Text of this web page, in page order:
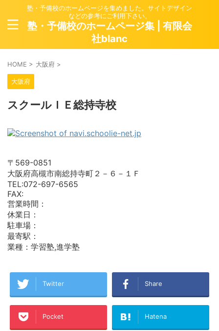
塾・予備校のホームページを集めました。サイトデザイン
などの参考にご利用下さい。
塾・予備校のホームページ集 | 有限会
社blanc
HOME > 大阪府 >
大阪府
スクールＩＥ総持寺校
〒569-0851
大阪府高槻市南総持寺町２－６－１Ｆ
TEL:072-697-6565
FAX:
営業時間：
休業日：
駐車場：
最寄駅：
業種：学習塾,進学塾
Twitter Share
Pocket Hatena